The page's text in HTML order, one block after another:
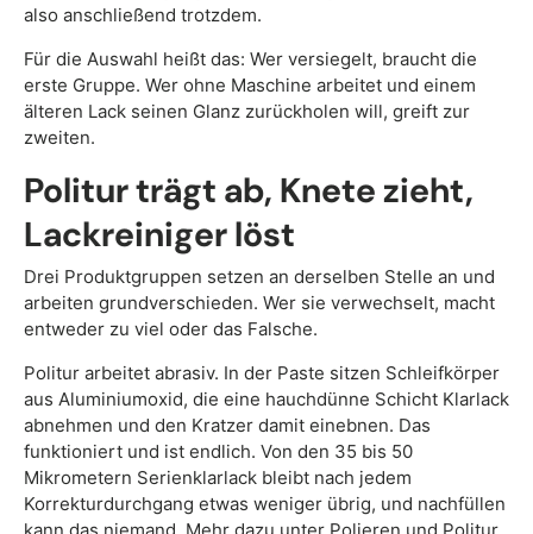
also anschließend trotzdem.
Für die Auswahl heißt das: Wer versiegelt, braucht die
erste Gruppe. Wer ohne Maschine arbeitet und einem
älteren Lack seinen Glanz zurückholen will, greift zur
zweiten.
Politur trägt ab, Knete zieht,
Lackreiniger löst
Drei Produktgruppen setzen an derselben Stelle an und
arbeiten grundverschieden. Wer sie verwechselt, macht
entweder zu viel oder das Falsche.
Politur arbeitet abrasiv. In der Paste sitzen Schleifkörper
aus Aluminiumoxid, die eine hauchdünne Schicht Klarlack
abnehmen und den Kratzer damit einebnen. Das
funktioniert und ist endlich. Von den 35 bis 50
Mikrometern Serienklarlack bleibt nach jedem
Korrekturdurchgang etwas weniger übrig, und nachfüllen